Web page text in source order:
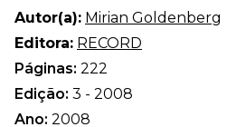
Autor(a): Mirian Goldenberg
Editora: RECORD
Páginas: 222
Edição: 3 - 2008
Ano: 2008